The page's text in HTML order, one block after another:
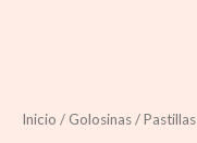
Inicio / Golosinas/Pastillas